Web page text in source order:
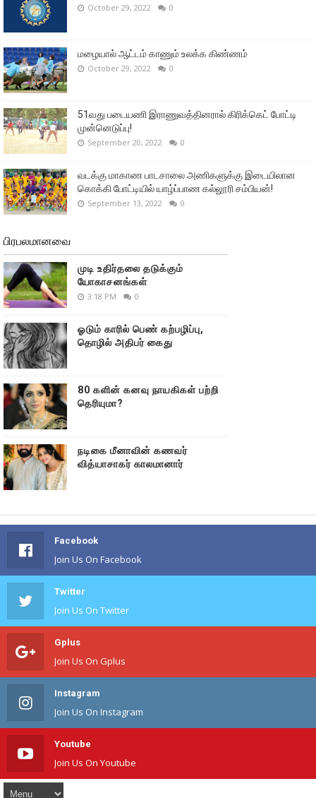
October 29, 2022 0
மழையால் ஆட்டம் காணும் உலக்க கிண்ணம்
October 29, 2022 0
51வது படையணி இராணுவத்தினரால் கிரிக்கெட் போட்டி
முன்னெடுப்பு!
September 20, 2022 0
வடக்கு மாகாண பாடசாலை அணிகளுக்கு இடையிலான
கொக்கி போட்டியில் யாழ்ப்பாண கல்லூரி சம்பியன்!
September 13, 2022 0
பிரபலமானவை
முடி உதிர்தலை தடுக்கும்
யோகாசனங்கள்
3:18 PM 0
ஓடும் காரில் பெண் கற்பழிப்பு,
தொழில் அதிபர் கைது
80 களின் கனவு நாயகிகள் பற்றி
தெரியுமா?
நடிகை மீனாவின் கணவர்
வித்யாசாகர் காலமானார்
Facebook
Join Us On Facebook
Twitter
Join Us On Twitter
Gplus
Join Us On Gplus
Instagram
Join Us On Instagram
Youtube
Join Us On Youtube